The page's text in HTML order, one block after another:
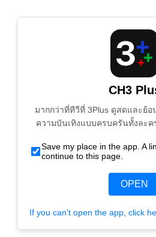
CH3
มากกว่าที่ทีวีที่ 3Plus ดูสดและย้อ
ความบันเทิงแบบครบครันทั้งละ
Save my place in the app. A
continue to this page.
OPEN
If you can't open the app, click